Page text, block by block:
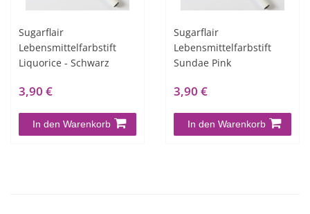
Sugarflair
Lebensmittelfarbstift
Liquorice - Schwarz
3,90 €
In den Warenkorb
Sugarflair
Lebensmittelfarbstift
Sundae Pink
3,90 €
In den Warenkorb